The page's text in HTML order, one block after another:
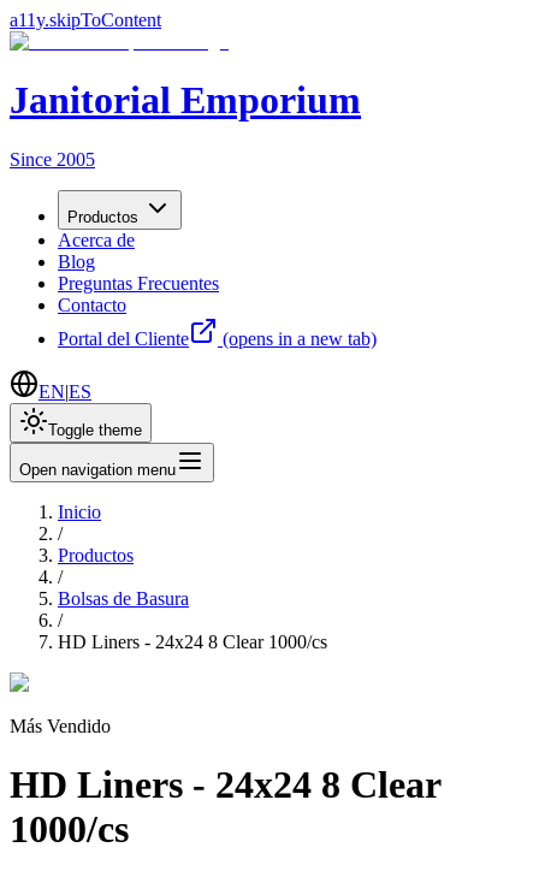
a11y.skipToContent
Janitorial Emporium
Since 2005
Productos
Acerca de
Blog
Preguntas Frecuentes
Contacto
Portal del Cliente
(opens in a new tab)
EN|ES
Toggle theme
Open navigation menu
Inicio
/
Productos
/
Bolsas de Basura
/
HD Liners - 24x24 8 Clear 1000/cs
Más Vendido
HD Liners - 24x24 8 Clear
1000/cs